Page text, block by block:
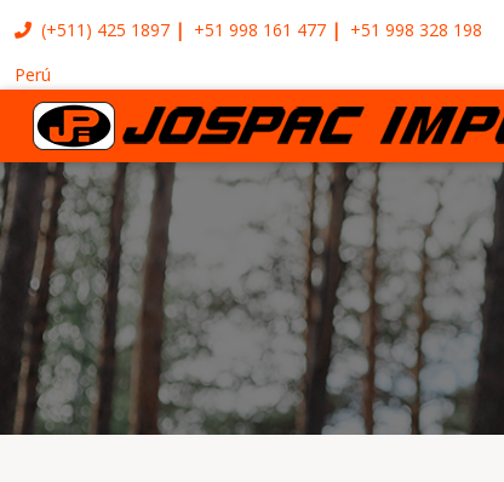
(+511) 425 1897 +51 998 161 477 +51 998 328 198
Perú